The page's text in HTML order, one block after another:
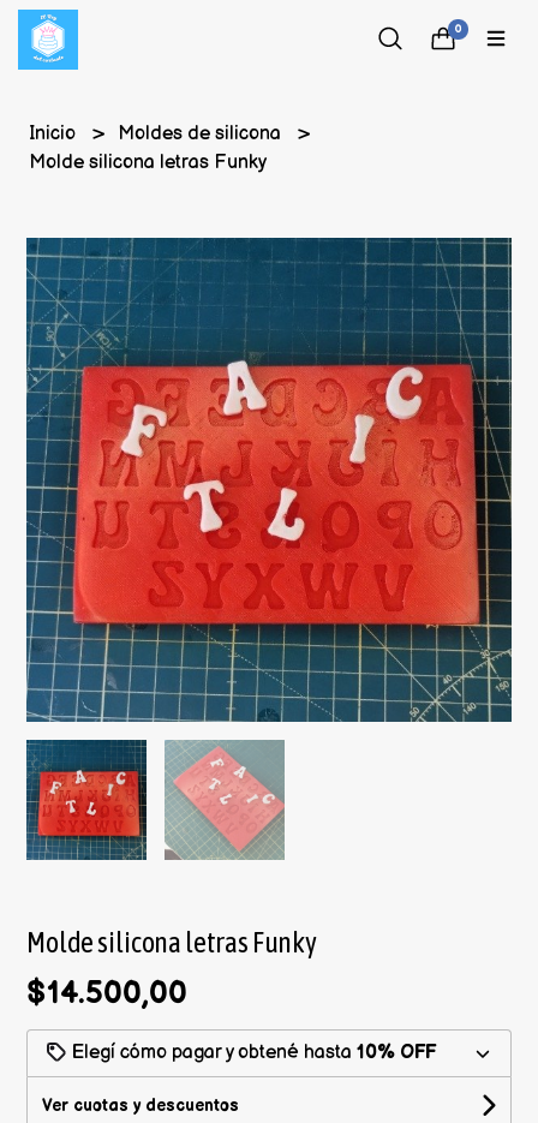
0
Inicio
Moldes de silicona
Molde silicona letras Funky
Molde silicona letras Funky
$14.500,00
Elegí cómo pagar y obtené hasta10% OFF
Ver cuotas y descuentos